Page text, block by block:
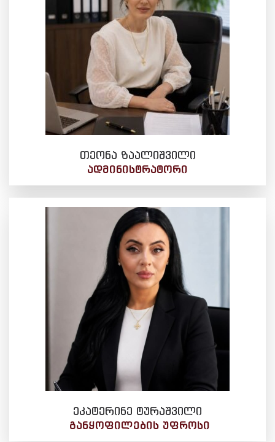
თეონა ზაალიშვილი
ᲐᲓᲛᲘᲜᲘᲡᲢᲠᲐᲢᲝᲠᲘ
ეკატერინე ტურაშვილი
ᲒᲐᲜᲧᲝᲤᲘᲚᲔᲑᲘᲡ ᲣᲤᲠᲝᲡᲘ